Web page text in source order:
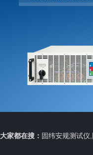
大家都在搜： 固纬安规测试仪